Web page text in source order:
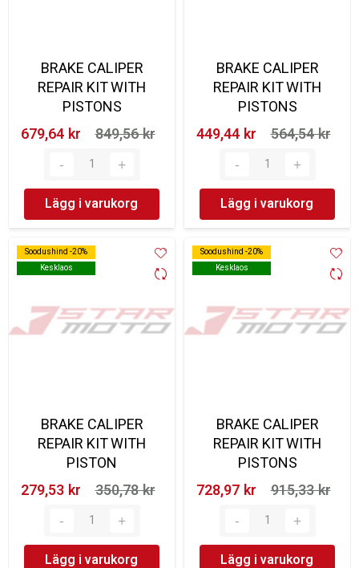
BRAKE CALIPER
REPAIR KIT WITH
PISTONS
679,64 kr‎
849,56 kr‎
Lägg i varukorg
BRAKE CALIPER
REPAIR KIT WITH
PISTONS
449,44 kr‎
564,54 kr‎
Lägg i varukorg
Soodushind -20%
Kesklaos
Soodushind -20%
Kesklaos
BRAKE CALIPER
REPAIR KIT WITH
PISTON
279,53 kr‎
350,78 kr‎
Lägg i varukorg
Soodushind -20%
Kesklaos
Soodushind -20%
Kesklaos
BRAKE CALIPER
REPAIR KIT WITH
PISTONS
728,97 kr‎
915,33 kr‎
Lägg i varukorg